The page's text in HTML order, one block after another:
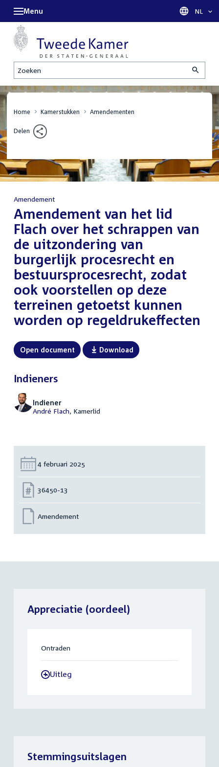
Zoeken
Menu Taal
NL
Home Kamerstukken Amendementen
Delen
Amendement
Amendement van het lid
Flach over het schrappen van
de uitzondering van
burgerlijk procesrecht en
bestuursprocesrecht, zodat
ook voorstellen op deze
terreinen getoetst kunnen
worden op regeldrukeffecten
Open document Download
Indieners
Indiener
André Flach, Kamerlid
Datum:
4 februari 2025
Nummer:
36450-13
Amendement
Appreciatie (oordeel)
Ontraden
-Uitleg
Stemmingsuitslagen